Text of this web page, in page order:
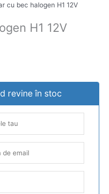
cu bec halogen H1 12V
H1 12V
revine în stoc